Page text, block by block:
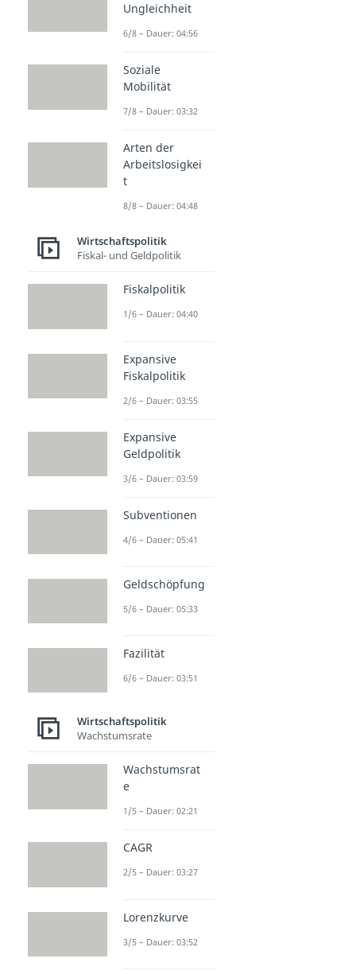
Ungleichheit
6/8 – Dauer: 04:56
Soziale
Mobilität
7/8 – Dauer: 03:32
Arten der
Arbeitslosigkei
t
8/8 – Dauer: 04:48
Wirtschaftspolitik
Fiskal- und Geldpolitik
Fiskalpolitik
1/6 – Dauer: 04:40
Expansive
Fiskalpolitik
2/6 – Dauer: 03:55
Expansive
Geldpolitik
3/6 – Dauer: 03:59
Subventionen
4/6 – Dauer: 05:41
Geldschöpfung
5/6 – Dauer: 05:33
Fazilität
6/6 – Dauer: 03:51
Wirtschaftspolitik
Wachstumsrate
Wachstumsrat
e
1/5 – Dauer: 02:21
CAGR
2/5 – Dauer: 03:27
Lorenzkurve
3/5 – Dauer: 03:52